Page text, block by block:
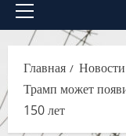
Основное
меню
Главная
Трамп может
150 лет